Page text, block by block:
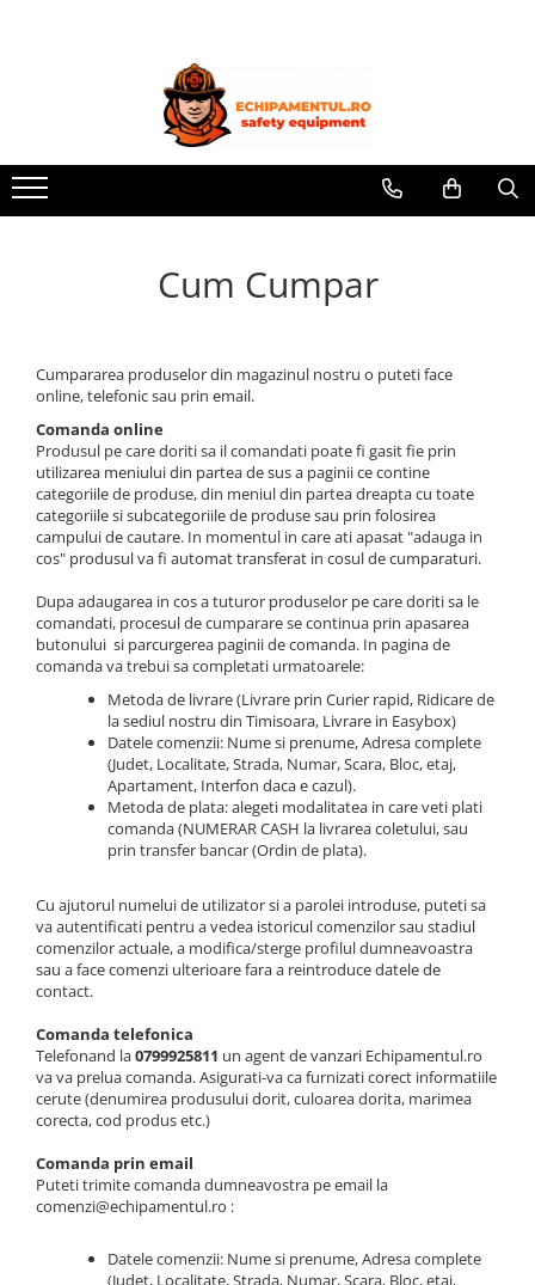
Vizibilitate ridicată
Combinezoane
Costume de lucru
Produs in Romania
Salopete
Tricouri
Unica folosinta
Veste
Bocanci de protecție
Cizme de protecție
Pantofi de protecție
Sandale de protecție
Căști de protecție
Șepci
Cum Cumpar
Cumpararea produselor din magazinul nostru o puteti face
online, telefonic sau prin email.
Comanda online
Produsul pe care doriti sa il comandati poate fi gasit fie prin
utilizarea meniului din partea de sus a paginii ce contine
categoriile de produse, din meniul din partea dreapta cu toate
categoriile si subcategoriile de produse sau prin folosirea
campului de cautare. In momentul in care ati apasat "adauga in
cos" produsul va fi automat transferat in cosul de cumparaturi.
Dupa adaugarea in cos a tuturor produselor pe care doriti sa le
comandati, procesul de cumparare se continua prin apasarea
butonului si parcurgerea paginii de comanda. In pagina de
comanda va trebui sa completati urmatoarele:
Metoda de livrare (Livrare prin Curier rapid, Ridicare de
la sediul nostru din Timisoara, Livrare in Easybox)
Datele comenzii: Nume si prenume, Adresa complete
(Judet, Localitate, Strada, Numar, Scara, Bloc, etaj,
Apartament, Interfon daca e cazul).
Metoda de plata: alegeti modalitatea in care veti plati
comanda (NUMERAR CASH la livrarea coletului, sau
prin transfer bancar (Ordin de plata).
Cu ajutorul numelui de utilizator si a parolei introduse, puteti sa
va autentificati pentru a vedea istoricul comenzilor sau stadiul
comenzilor actuale, a modifica/sterge profilul dumneavoastra
sau a face comenzi ulterioare fara a reintroduce datele de
contact.
Comanda telefonica
Telefonand la0799925811 un agent de vanzari Echipamentul.ro
va va prelua comanda. Asigurati-va ca furnizati corect informatiile
cerute (denumirea produsului dorit, culoarea dorita, marimea
corecta, cod produs etc.)
Comanda prin email
Puteti trimite comanda dumneavostra pe email la
comenzi@echipamentul.ro :
Datele comenzii: Nume si prenume, Adresa complete
(Judet, Localitate, Strada, Numar, Scara, Bloc, etaj,